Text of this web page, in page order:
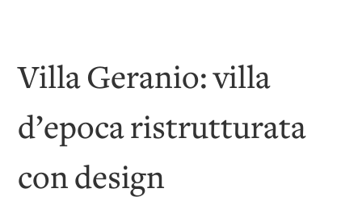
Villa Geranio: villa
d’epoca ristrutturata
con design